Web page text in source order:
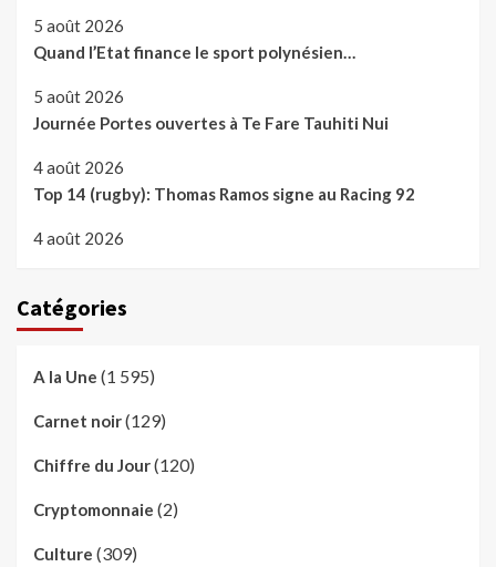
5 août 2026
Quand l’Etat finance le sport polynésien…
5 août 2026
Journée Portes ouvertes à Te Fare Tauhiti Nui
4 août 2026
Top 14 (rugby): Thomas Ramos signe au Racing 92
4 août 2026
Catégories
A la Une (1 595)
Carnet noir(129)
Chiffre du Jour(120)
Cryptomonnaie (2)
Culture (309)